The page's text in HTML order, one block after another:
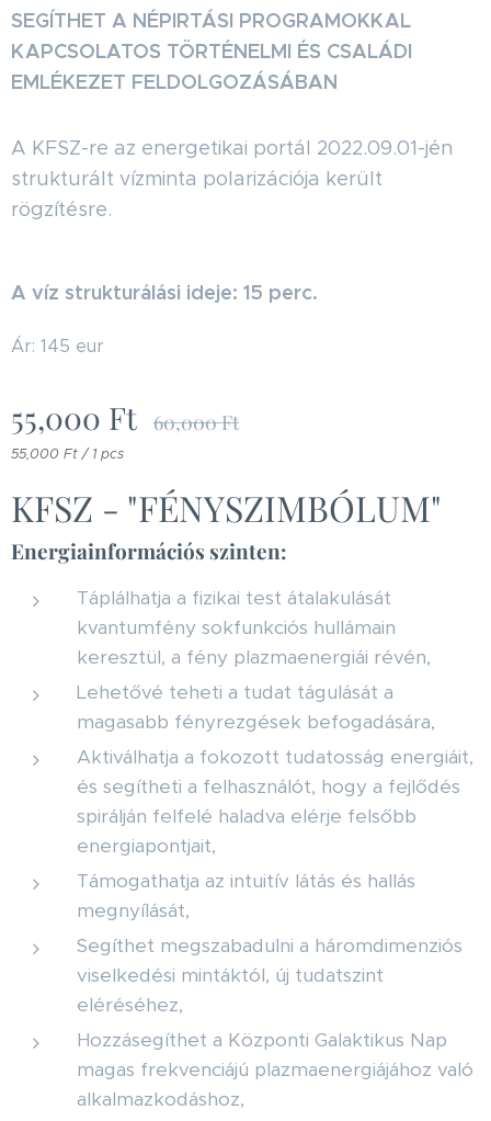
SEGÍTHET A NÉPIRTÁSI PROGRAMOKKAL
KAPCSOLATOS TÖRTÉNELMI ÉS CSALÁDI
EMLÉKEZET FELDOLGOZÁSÁBAN
A KFSZ-re az energetikai portál 2022.09.01-jén
strukturált vízminta polarizációja került
rögzítésre.
A víz strukturálási ideje: 15 perc.
Ár: 145 eur
55,000 Ft 60,000Ft
55,000 Ft / 1 pcs
KFSZ - "FÉNYSZIMBÓLUM"
Energiainformációs szinten:
Táplálhatja a fizikai test átalakulását
kvantumfény sokfunkciós hullámain
keresztül, a fény plazmaenergiái révén,
Lehetővé teheti a tudat tágulását a
magasabb fényrezgések befogadására,
Aktiválhatja a fokozott tudatosság energiáit,
és segítheti a felhasználót, hogy a fejlődés
spirálján felfelé haladva elérje felsőbb
energiapontjait,
Támogathatja az intuitív látás és hallás
megnyílását,
Segíthet megszabadulni a háromdimenziós
viselkedési mintáktól, új tudatszint
eléréséhez,
Hozzásegíthet a Központi Galaktikus Nap
magas frekvenciájú plazmaenergiájához való
alkalmazkodáshoz,